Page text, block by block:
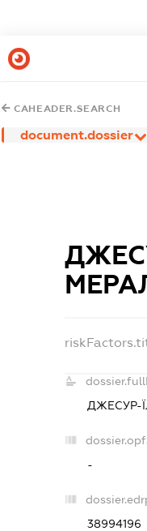
CAHEADER.SEARCH
document.dossier
ДЖЕСУР-
-
38994196